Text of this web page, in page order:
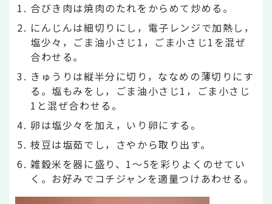
合びき肉は焼肉のたれをからめて炒める。
にんじんは細切りにし，電子レンジで加熱し，
塩少々，ごま油小さじ1，ごま小さじ1を混ぜ
合わせる。
きゅうりは縦半分に切り，ななめの薄切りにす
る。塩もみをし，ごま油小さじ1，ごま小さじ
1と混ぜ合わせる。
卵は塩少々を加え，いり卵にする。
枝豆は塩茹でし，さやから取り出す。
雑穀米を器に盛り、1～5を彩りよくのせてい
く。お好みでコチジャンを適量つけあわせる。